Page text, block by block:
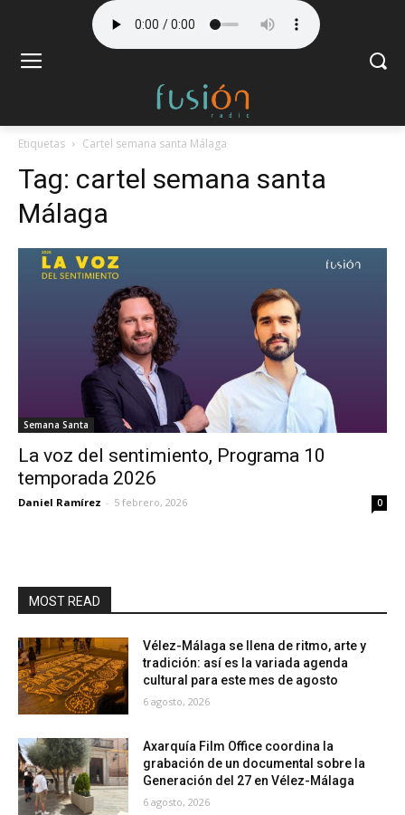
Etiquetas Cartel semana santa Málaga
Tag: cartel semana santa
Málaga
Semana Santa
La voz del sentimiento, Programa 10
temporada 2026
Daniel Ramírez - 5 febrero, 2026 0
MOST READ
Vélez-Málaga se llena de ritmo, arte y
tradición: así es la variada agenda
cultural para este mes de agosto
6 agosto, 2026
Axarquía Film Office coordina la
grabación de un documental sobre la
Generación del 27 en Vélez-Málaga
6 agosto, 2026